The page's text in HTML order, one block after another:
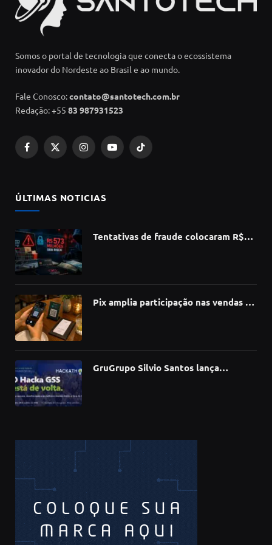
Somos o portal de tecnologia que conecta o ecossistema
inovador do Nordeste ao Brasil e ao mundo.
Fale Conosco:contato@santotech.com.br
Redação: +55 83 987931523
Facebook
X
InstagramYouTubeTikTok
ÚLTIMAS NOTICIAS
Tentativas de fraude colocaram R$
Pix amplia participação nas vendas de
GruGrupo Silvio Santos lança